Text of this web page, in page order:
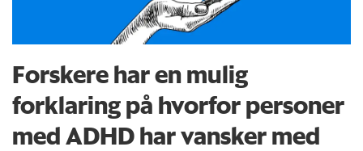
Forskere har en mulig
forklaring på hvorfor personer
med ADHD har vansker med